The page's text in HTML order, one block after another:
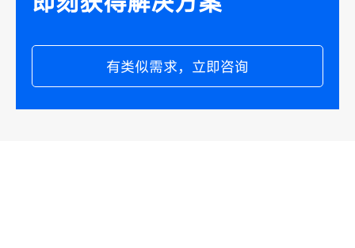
有类似需求，立即咨询